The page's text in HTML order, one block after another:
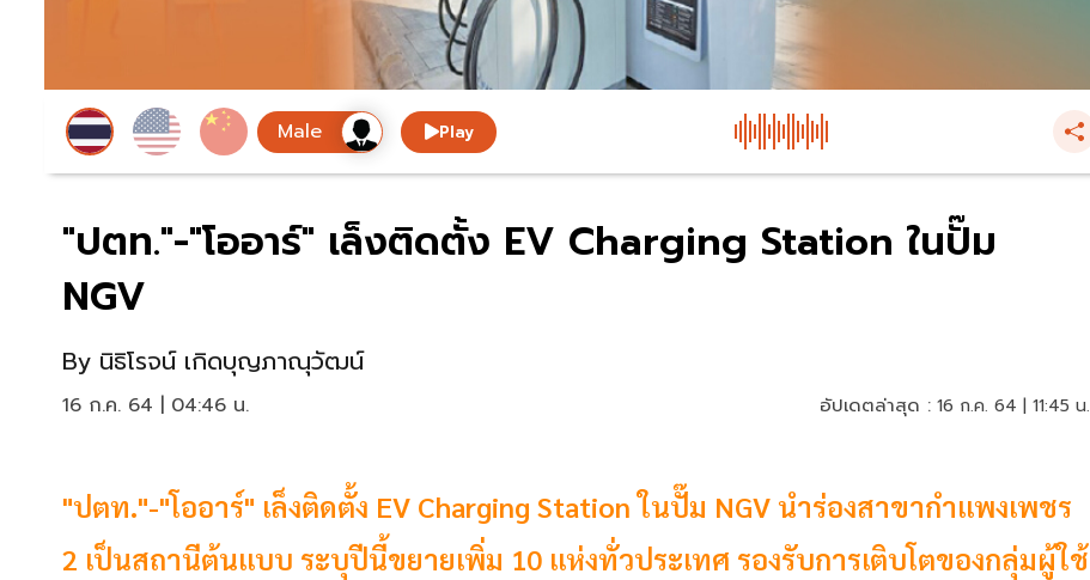
Play
"ปตท."-"โออาร์" เล็งติดตั้ง EV Charging Station ในปั๊ม
NGV
By นิธิโรจน์ เกิดบุญภาณุวัฒน์
16 ก.ค. 64 | 04:46 น. อัปเดตล่าสุด : 16 ก.ค. 64 | 11:45 น.
"ปตท."-"โออาร์" เล็งติดตั้ง EV Charging Station ในปั๊ม NGV นำร่องสาขากำแพงเพชร
2 เป็นสถานีต้นแบบ ระบุปีนี้ขยายเพิ่ม 10 แห่งทั่วประเทศ รองรับการเติบโตของกลุ่มผู้ใช้